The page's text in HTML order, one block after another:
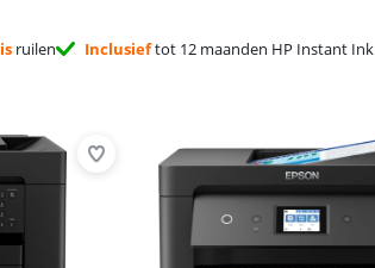
ruilen Inclusieftot 12 maanden HP Instant Ink